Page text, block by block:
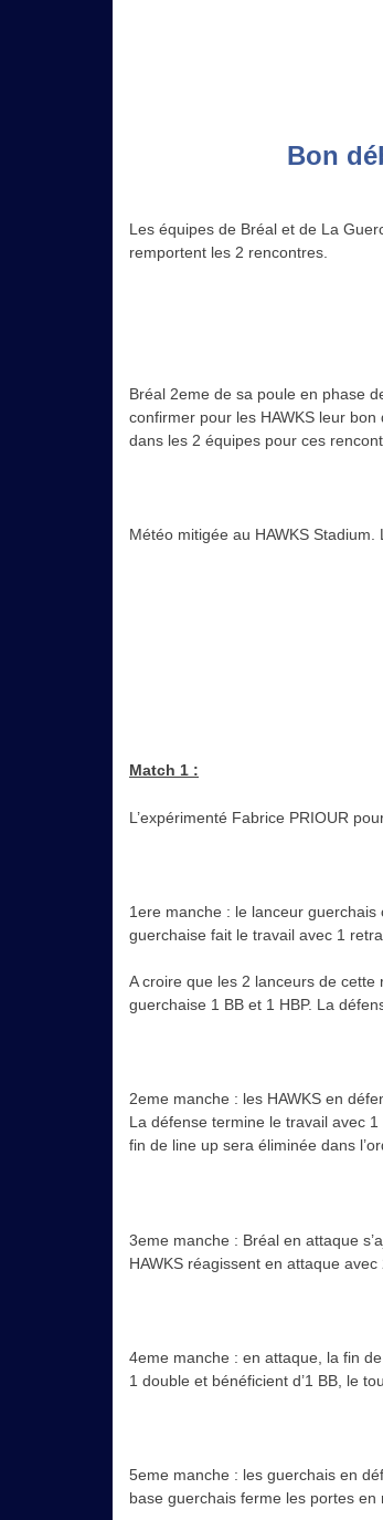
Bon
Les équipes de Bréal et de La
remportent les 2 rencontres.
Bréal 2eme de sa poule en phase
confirmer pour les HAWKS leur
dans les 2 équipes pour ces
Météo mitigée au HAWKS Stadium.
Match 1 :
L’expérimenté Fabrice PRIOUR
1ere manche : le lanceur guerchais
guerchaise fait le travail avec 1
A croire que les 2 lanceurs de cette
guerchaise 1 BB et 1 HBP. La
2eme manche : les HAWKS en
La défense termine le travail avec
fin de line up sera éliminée dans
3eme manche : Bréal en attaque
HAWKS réagissent en attaque
4eme manche : en attaque, la fin
1 double et bénéficient d’1 BB, le
5eme manche : les guerchais en
base guerchais ferme les portes en